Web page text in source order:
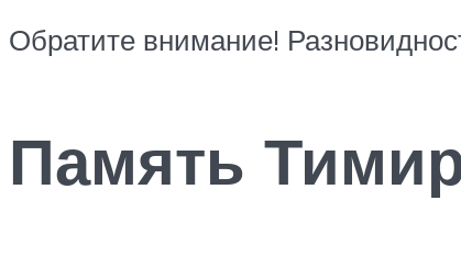
Обратите внимание!
Память